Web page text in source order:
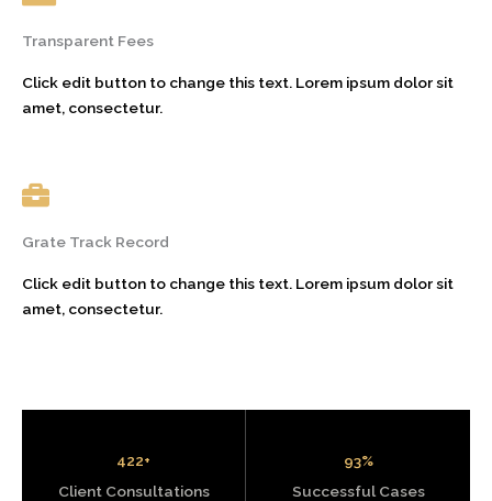
Transparent Fees
Click edit button to change this text. Lorem ipsum dolor sit
amet, consectetur.
Grate Track Record
Click edit button to change this text. Lorem ipsum dolor sit
amet, consectetur.
450+
Client Consultations
99%
Successful Cases